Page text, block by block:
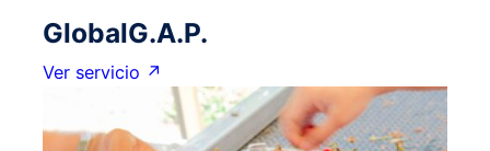
GlobalG.A.P.
Ver servicio ↗